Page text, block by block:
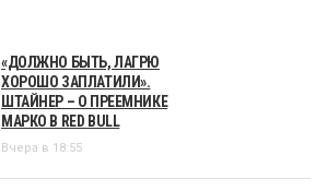
«ДОЛЖНО БЫТЬ, ЛАГРЮ
ХОРОШО ЗАПЛАТИЛИ».
ШТАЙНЕР – О ПРЕЕМНИКЕ
МАРКО В RED BULL
Вчера в 18:55